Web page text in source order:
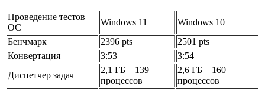
Проведение тестов
ОС
Windows 11
Windows 10
Бенчмарк
2396 pts
2501 pts
Конвертация
3:53
3:54
Диспетчер задач
2,1 ГБ – 139
процессов
2,6 ГБ – 160
процессов